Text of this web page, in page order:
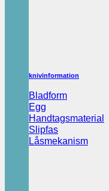
knivinformation
Bladform
Egg
Handtagsmaterial
Slipfas
Låsmekanism